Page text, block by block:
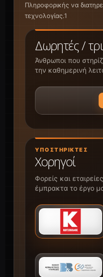
Πληροφορικής να
τεχνολογίας.1
Δωρητές /
Άνθρωποι που
την καθημερινή
ΥΠΟΣΤΗΡΙΚΤΈΣ
Χορηγοί
Φορείς και
έμπρακτα το έργο